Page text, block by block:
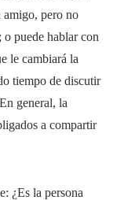
amigo, pero no
o puede hablar con
le cambiará la
tiempo de discutir
general, la
a compartir
¿Es la persona